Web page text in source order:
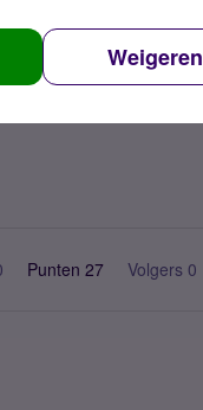
Weigeren
Punten 27 Volgers 0